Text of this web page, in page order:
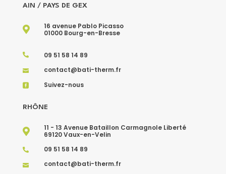
AIN / PAYS DE GEX

16 avenue Pablo Picasso
01000 Bourg-en-Bresse
 09 51 58 14 89
 contact@bati-therm.fr
 Suivez-nous
RHÔNE

11 - 13 Avenue Bataillon Carmagnole Liberté
69120 Vaux-en-Velin
 09 51 58 14 89
 contact@bati-therm.fr